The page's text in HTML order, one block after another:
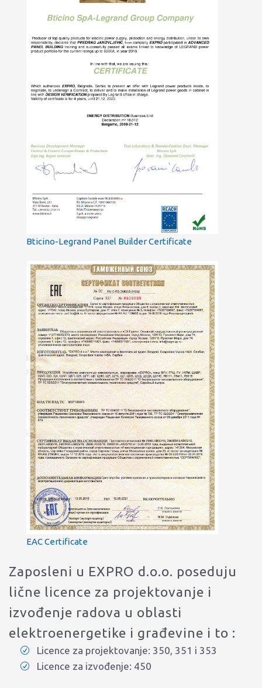
Bticino-Legrand Panel Builder Certificate
EAC Certificate
Zaposleni u EXPRO d.o.o. poseduju
lične licence za projektovanje i
izvođenje radova u oblasti
elektroenergetike i građevine i to :
Licence za projektovanje: 350, 351 i 353
Licence za izvođenje: 450